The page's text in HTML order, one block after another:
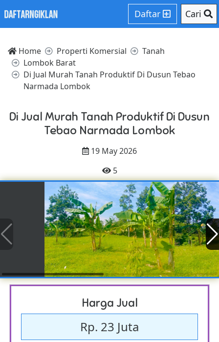
Daftar Cari
Home Properti Komersial
Tanah
Lombok Barat
Di Jual Murah Tanah Produktif Di Dusun Tebao
Narmada Lombok
Di Jual Murah Tanah Produktif Di Dusun
Tebao Narmada Lombok
19 May 2026
5
Harga Jual
Rp. 23 Juta